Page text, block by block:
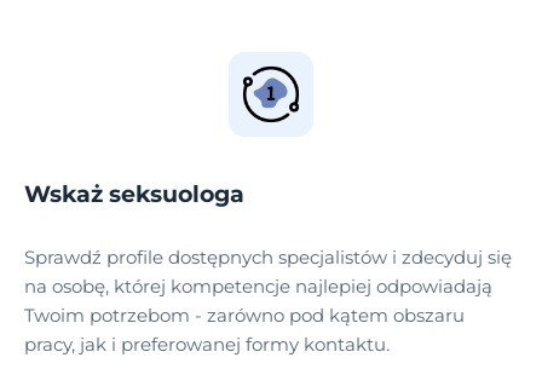
Wskaż seksuologa
Sprawdź profile dostępnych specjalistów i zdecyduj się
na osobę, której kompetencje najlepiej odpowiadają
Twoim potrzebom - zarówno pod kątem obszaru
pracy, jak i preferowanej formy kontaktu.